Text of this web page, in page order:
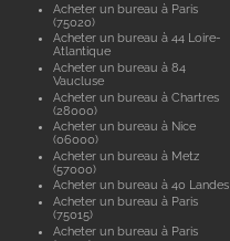
Acheter un bureau à Paris
(75020)
Acheter un bureau à 44 Loire-
Atlantique
Acheter un bureau à 84
Vaucluse
Acheter un bureau à Chartres
(28000)
Acheter un bureau à Nice
(06000)
Acheter un bureau à Metz
(57000)
Acheter un bureau à 40 Landes
Acheter un bureau à Paris
(75015)
Acheter un bureau à Paris